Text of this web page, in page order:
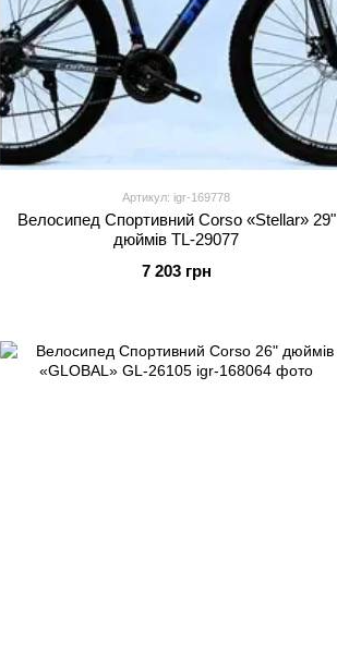
Артикул: igr-169778
Велоcипед Спортивний Corso «Stellar» 29"
дюймів TL-29077
7 203 грн